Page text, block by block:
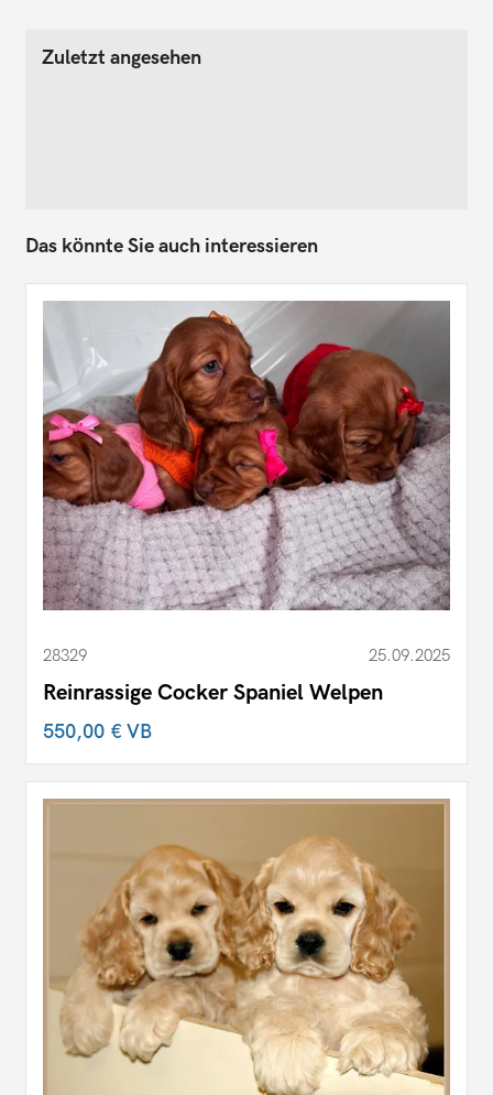
Zuletzt angesehen
Das könnte Sie auch interessieren
28329 25.09.2025
Reinrassige Cocker Spaniel Welpen
550,00 €VB